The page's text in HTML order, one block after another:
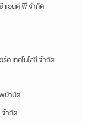
แอนด์ พี จำกัด
ร์ค เทคโนโลยี จำกัด
บำบัด
จำกัด